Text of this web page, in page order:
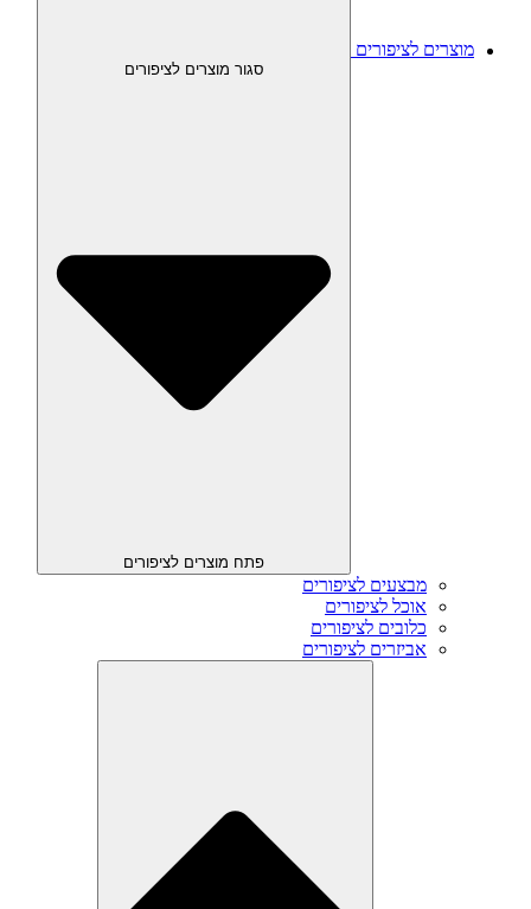
מוצרים לציפורים
סגור מוצרים לציפורים
פתח מוצרים לציפורים
מבצעים לציפורים
אוכל לציפורים
כלובים לציפורים
אביזרים לציפורים